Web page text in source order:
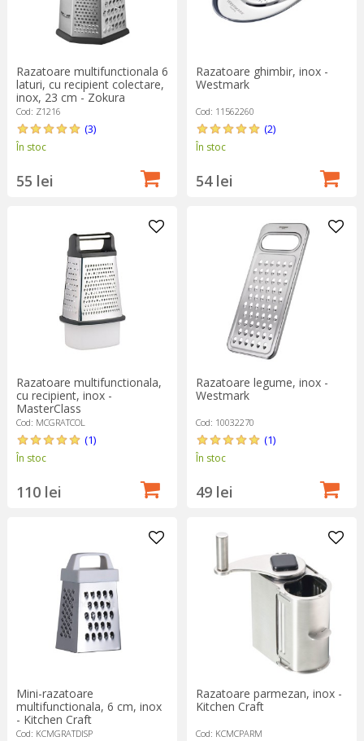
Razatoare multifunctionala 6
laturi, cu recipient colectare,
inox, 23 cm - Zokura
Cod: Z1216
(3)
În stoc
55 lei
Razatoare ghimbir, inox -
Westmark
Cod: 11562260
(2)
În stoc
54 lei
Razatoare multifunctionala,
cu recipient, inox -
MasterClass
Cod: MCGRATCOL
(1)
În stoc
110 lei
Razatoare legume, inox -
Westmark
Cod: 10032270
(1)
În stoc
49 lei
Mini-razatoare
multifunctionala, 6 cm, inox
- Kitchen Craft
Cod: KCMGRATDISP
Razatoare parmezan, inox -
Kitchen Craft
Cod: KCMCPARM